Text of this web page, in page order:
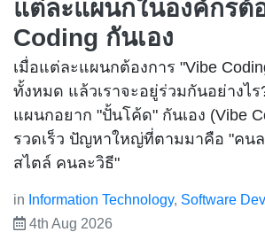
แต่ละแผนกในองค์กรต้
Coding กันเอง
เมื่อแต่ละแผนกต้องการ "Vibe
ทั้งหมด แล้วเราจะอยู่ร่วมกันอย่างไ
แผนกอยาก "ปั้นโค้ด" กันเอง (Vibe
รวดเร็ว ปัญหาใหญ่ที่ตามมาคือ "คน
สไตล์ คนละวิธี"
in Information Technology, Software
4th Aug 2026